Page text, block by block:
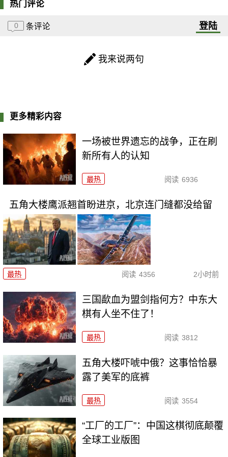
热门评论
0 条评论 登陆
我来说两句
更多精彩内容
一场被世界遗忘的战争，正在刷
新所有人的认知
最热 阅读 6936
五角大楼鹰派翘首盼进京，北京连门缝都没给留
最热 阅读 4356 2小时前
三国歃血为盟剑指何方？中东大
棋有人坐不住了！
最热 阅读 3812
五角大楼吓唬中俄？这事恰恰暴
露了美军的底裤
最热 阅读 3554
“工厂的工厂”：中国这棋彻底颠覆
全球工业版图